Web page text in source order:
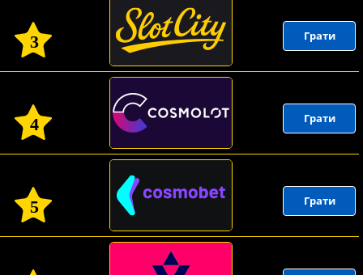
3 Грати
4 Грати
5 Грати